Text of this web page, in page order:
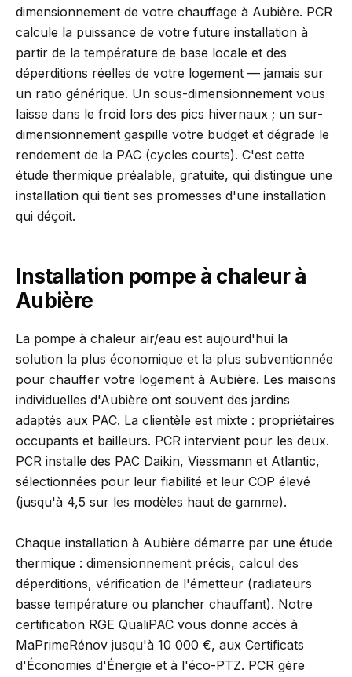
dimensionnement de votre chauffage à Aubière. PCR
calcule la puissance de votre future installation à
partir de la température de base locale et des
déperditions réelles de votre logement — jamais sur
un ratio générique. Un sous-dimensionnement vous
laisse dans le froid lors des pics hivernaux ; un sur-
dimensionnement gaspille votre budget et dégrade le
rendement de la PAC (cycles courts). C'est cette
étude thermique préalable, gratuite, qui distingue une
installation qui tient ses promesses d'une installation
qui déçoit.
Installation pompe à chaleur à
Aubière
La pompe à chaleur air/eau est aujourd'hui la
solution la plus économique et la plus subventionnée
pour chauffer votre logement à Aubière. Les maisons
individuelles d'Aubière ont souvent des jardins
adaptés aux PAC. La clientèle est mixte : propriétaires
occupants et bailleurs. PCR intervient pour les deux.
PCR installe des PAC Daikin, Viessmann et Atlantic,
sélectionnées pour leur fiabilité et leur COP élevé
(jusqu'à 4,5 sur les modèles haut de gamme).
Chaque installation à Aubière démarre par une étude
thermique : dimensionnement précis, calcul des
déperditions, vérification de l'émetteur (radiateurs
basse température ou plancher chauffant). Notre
certification RGE QualiPAC vous donne accès à
MaPrimeRénov jusqu'à 10 000 €, aux Certificats
d'Économies d'Énergie et à l'éco-PTZ. PCR gère